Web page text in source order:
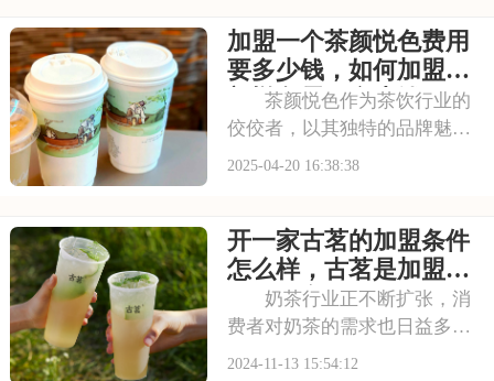
的人来说，加盟古茗无疑是一
个吸引力的选择。古茗不仅拥
有强大的品牌影响力
加盟一个茶颜悦色费用
要多少钱，如何加盟茶
颜悦色需要多少钱
茶颜悦色作为茶饮行业的
佼佼者，以其独特的品牌魅
力、精致的茶饮产品和贴心的
响力的不断扩大，越来越多的
创业者开始考虑加盟这一知名
品牌，那么，加盟茶颜
2025-04-20 16:38:38
开一家古茗的加盟条件
怎么样，古茗是加盟的
吗开一家多少钱
奶茶行业正不断扩张，消
费者对奶茶的需求也日益多样
化。古茗，作为茶饮界的佼佼
2024-11-13 15:54:12